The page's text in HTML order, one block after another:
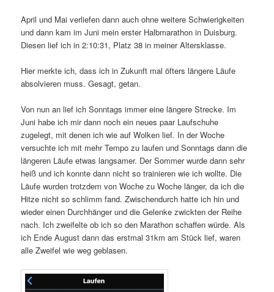
April und Mai verliefen dann auch ohne weitere Schwierigkeiten
und dann kam im Juni mein erster Halbmarathon in Duisburg.
Diesen lief ich in 2:10:31, Platz 38 in meiner Altersklasse.
Hier merkte ich, dass ich in Zukunft mal öfters längere Läufe
absolvieren muss. Gesagt, getan.
Von nun an lief ich Sonntags immer eine längere Strecke. Im
Juni habe ich mir dann noch ein neues paar Laufschuhe
zugelegt, mit denen ich wie auf Wolken lief. In der Woche
versuchte ich mit mehr Tempo zu laufen und Sonntags dann die
längeren Läufe etwas langsamer. Der Sommer wurde dann sehr
heiß und ich konnte dann nicht so trainieren wie ich wollte. Die
Läufe wurden trotzdem von Woche zu Woche länger, da ich die
Hitze nicht so schlimm fand. Zwischendurch hatte ich hin und
wieder einen Durchhänger und die Gelenke zwickten der Reihe
nach. Ich zweifelte ob ich so den Marathon schaffen würde. Als
ich Ende August dann das erstmal 31km am Stück lief, waren
alle Zweifel wie weg geblasen.